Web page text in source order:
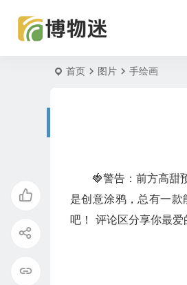
首页 图片 手绘画
🍓警告：前方高甜
是创意涂鸦，总有一
吧！ 评论区分享你最爱